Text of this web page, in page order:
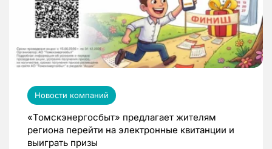
Новости компаний
«Томскэнергосбыт» предлагает жителям
региона перейти на электронные квитанции и
выиграть призы